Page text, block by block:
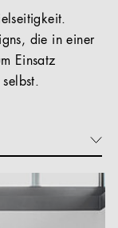
die in einer
Einsatz